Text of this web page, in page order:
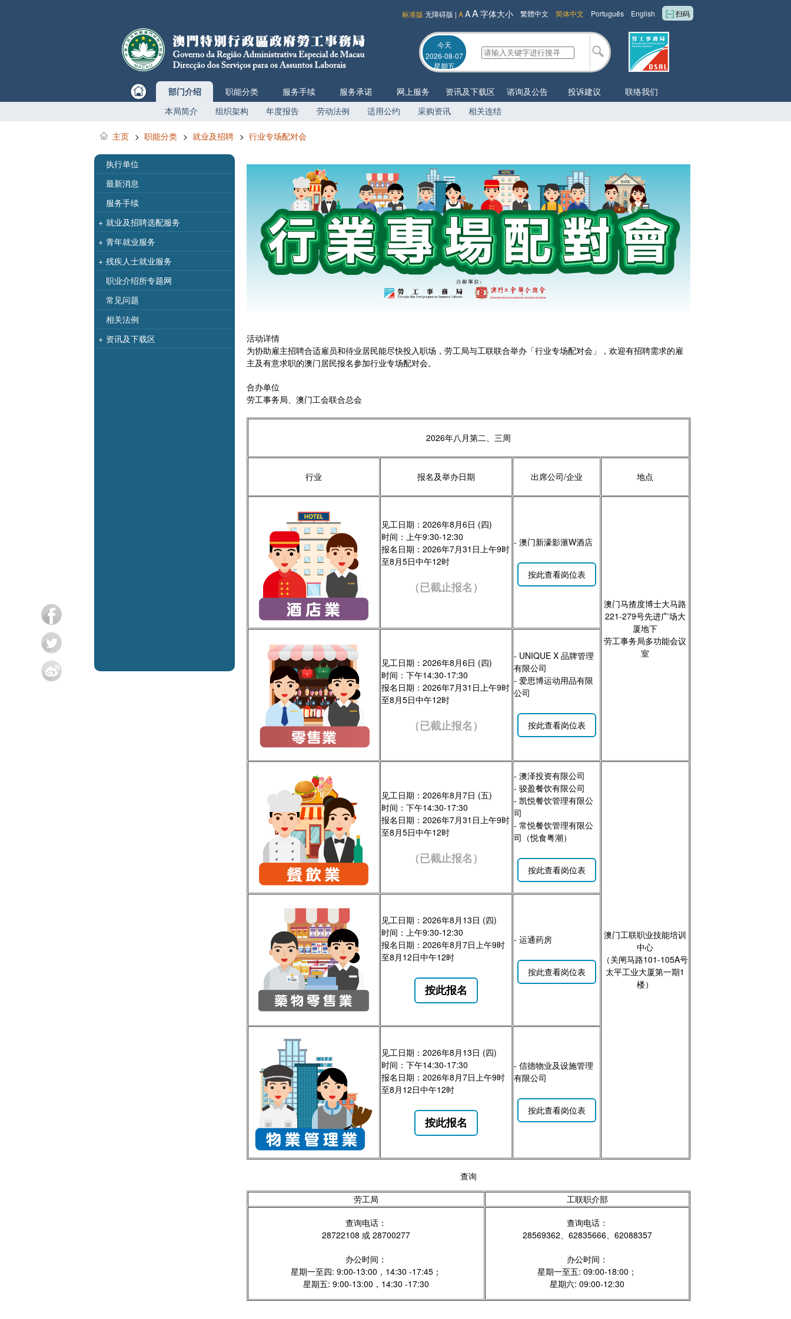
扫码
English
Português
简体中文
繁體中文
标准版 无障碍版 | AAA字体大小
今天
2026-08-07
星期五
部门介绍
本局简介
组织架构 年度报告 劳动法例 适用公约 采购资讯 相关连结
职能分类 服务手续 服务承诺 网上服务 资讯及下载区 谘询及公告 投诉建议 联络我们
主页 > 职能分类 > 就业及招聘 > 行业专场配对会
执行单位
最新消息
服务手续
+ 就业及招聘选配服务
+ 青年就业服务
+ 残疾人士就业服务
职业介绍所专题网
常见问题
相关法例
+ 资讯及下载区
活动详情
为协助雇主招聘合适雇员和待业居民能尽快投入职场，劳工局与工联联合举办「行业专场配对会」，欢迎有招聘需求的雇
主及有意求职的澳门居民报名参加行业专场配对会。
合办单位
劳工事务局、澳门工会联合总会
2026年八月第二、三周
行业 报名及举办日期 出席公司/企业 地点
见工日期：2026年8月6日 (四)
时间：上午9:30-12:30
报名日期：2026年7月31日上午9时
至8月5日中午12时
（已截止报名）
- 澳门新濠影滙W酒店
按此查看岗位表
澳门马揸度博士大马路
221-279号先进广场大
厦地下
劳工事务局多功能会议
室
见工日期：2026年8月6日 (四)
时间：下午14:30-17:30
报名日期：2026年7月31日上午9时
至8月5日中午12时
（已截止报名）
- UNIQUE X 品牌管理
有限公司
- 爱思博运动用品有限
公司
按此查看岗位表
见工日期：2026年8月7日 (五)
时间：下午14:30-17:30
报名日期：2026年7月31日上午9时
至8月5日中午12时
（已截止报名）
- 澳泽投资有限公司
- 骏盈餐饮有限公司
- 凯悦餐饮管理有限公
司
- 常悦餐饮管理有限公
司（悦食粤潮）
按此查看岗位表
澳门工联职业技能培训
中心
（关闸马路101-105A号
太平工业大厦第一期1
楼）
见工日期：2026年8月13日 (四)
时间：上午9:30-12:30
报名日期：2026年8月7日上午9时
至8月12日中午12时
按此报名
- 运通药房
按此查看岗位表
见工日期：2026年8月13日 (四)
时间：下午14:30-17:30
报名日期：2026年8月7日上午9时
至8月12日中午12时
按此报名
- 信德物业及设施管理
有限公司
按此查看岗位表
查询
劳工局
工联职介部
查询电话：
28722108 或 28700277
办公时间：
星期一至四: 9:00-13:00，14:30 -17:45；
星期五: 9:00-13:00，14:30 -17:30
查询电话：
28569362、62835666、62088357
办公时间：
星期一至五: 09:00-18:00；
星期六: 09:00-12:30